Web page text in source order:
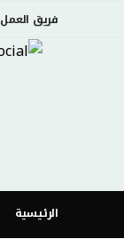
فريق العمل
الرئيسية